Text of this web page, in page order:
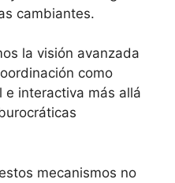
cambiantes.
la visión avanzada
como
e interactiva más allá
mecanismos no